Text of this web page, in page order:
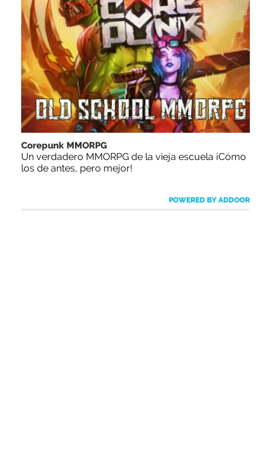
Corepunk MMORPG
Un verdadero MMORPG de la vieja escuela ¡Cómo
los de antes, pero mejor!
POWERED BY ADDOOR